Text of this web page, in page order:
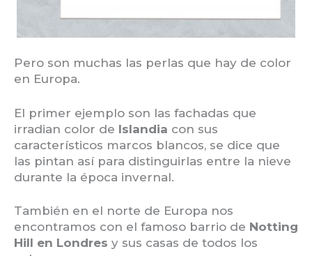
Pero son muchas las perlas que hay de color
en Europa.
El primer ejemplo son las fachadas que
irradian color de Islandia con sus
característicos marcos blancos, se dice que
las pintan así para distinguirlas entre la nieve
durante la época invernal.
También en el norte de Europa nos
encontramos con el famoso barrio de Notting
Hill en Londres y sus casas de todos los